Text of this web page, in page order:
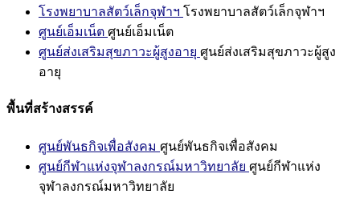
โรงพยาบาลสัตว์เล็กจุฬาฯ โรงพยาบาลสัตว์เล็กจุฬาฯ
ศูนย์เอ็มเน็ต ศูนย์เอ็มเน็ต
ศูนย์ส่งเสริมสุขภาวะผู้สูงอายุ ศูนย์ส่งเสริมสุขภาวะผู้สูง
อายุ
พื้นที่สร้างสรรค์
ศูนย์พันธกิจเพื่อสังคม ศูนย์พันธกิจเพื่อสังคม
ศูนย์กีฬาแห่งจุฬาลงกรณ์มหาวิทยาลัย ศูนย์กีฬาแห่ง
จุฬาลงกรณ์มหาวิทยาลัย